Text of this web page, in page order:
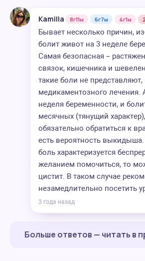
Kamilla 8г11м 6г7м 4г1м
Бывает несколько причин,
болит живот на 3 неделе
Самая безопасная –
связок, кишечника и
такие боли не представляют,
медикаментозного лечения.
неделя беременности, и
месячных (тянущий
обязательно обратиться к
есть вероятность выкидыша.
боль характеризуется
желанием помочиться, то
цистит. В таком случае
незамедлительно посетить
3 года назад
Больше ответов — читать в